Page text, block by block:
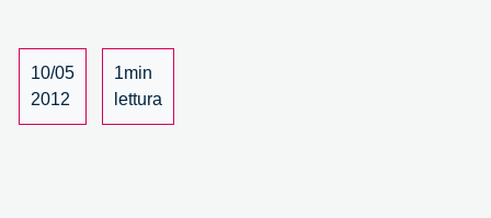
10/05
2012
1min
lettura